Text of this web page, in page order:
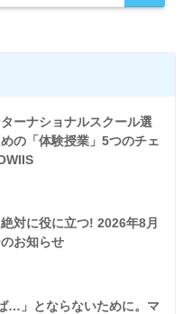
ーナショナルスクール選
の「体験授業」5つのチェ
対に役に立つ! 2026年8月
お知らせ
…」とならないために。マ